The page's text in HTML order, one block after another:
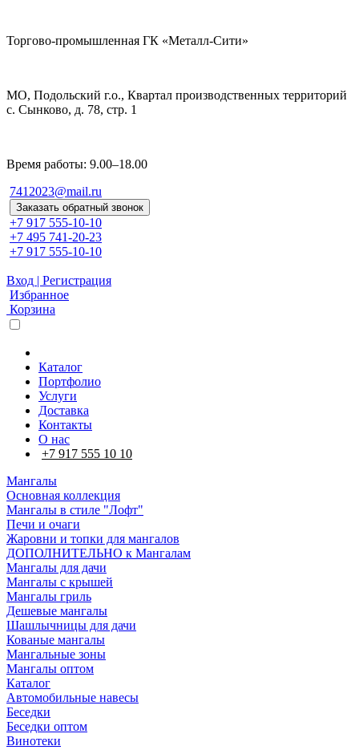
Торгово-промышленная ГК «Металл-Сити»
МО, Подольский г.о., Квартал производственных территорий
с. Сынково, д. 78, стр. 1
Время работы: 9.00–18.00
7412023@mail.ru
Заказать обратный звонок
+7 917 555-10-10
+7 495 741-20-23
+7 917 555-10-10
Вход | Регистрация
Избранное
Корзина
Каталог
Портфолио
Услуги
Доставка
Контакты
О нас
+7 917 555 10 10
Мангалы
Основная коллекция
Мангалы в стиле "Лофт"
Печи и очаги
Жаровни и топки для мангалов
ДОПОЛНИТЕЛЬНО к Мангалам
Мангалы для дачи
Мангалы с крышей
Мангалы гриль
Дешевые мангалы
Шашлычницы для дачи
Кованые мангалы
Мангальные зоны
Мангалы оптом
Каталог
Автомобильные навесы
Беседки
Беседки оптом
Винотеки